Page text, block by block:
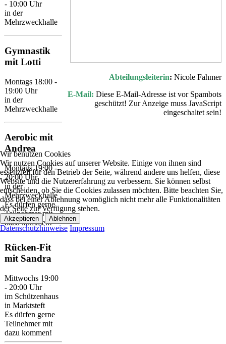
- 10:00 Uhr
in der
Mehrzweckhalle
Gymnastik
mit Lotti
Montags 18:00 -
19:00 Uhr
in der
Mehrzweckhalle
Aerobic mit
Andrea
Montags 19:00 -
20:00 Uhr
in der
Mehrzweckhalle
Es dürfen gerne
Teilnehmer mit
dazu kommen!
Rücken-Fit
mit Sandra
Mittwochs 19:00
- 20:00 Uhr
im Schützenhaus
in Marktsteft
Es dürfen gerne
Teilnehmer mit
dazu kommen!
Abteilungsleiterin: Nicole Fahmer
E-Mail: Diese E-Mail-Adresse ist vor Spambots
geschützt! Zur Anzeige muss JavaScript
eingeschaltet sein!
Wir benutzen Cookies
Wir nutzen Cookies auf unserer Website. Einige von ihnen sind
essenziell für den Betrieb der Seite, während andere uns helfen, diese
Website und die Nutzererfahrung zu verbessern. Sie können selbst
entscheiden, ob Sie die Cookies zulassen möchten. Bitte beachten Sie,
dass bei einer Ablehnung womöglich nicht mehr alle Funktionalitäten
der Seite zur Verfügung stehen.
Akzeptieren Ablehnen
Datenschutzhinweise Impressum